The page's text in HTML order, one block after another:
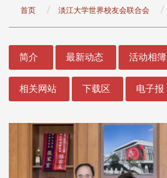
首页 淡江大学世界校友会联合会
简介 最新动态 活动相簿
相关网站 下载区 电子报